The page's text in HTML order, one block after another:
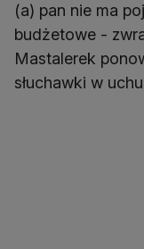
(a) pan nie ma
budżetowe -
Mastalerek
słuchawki w